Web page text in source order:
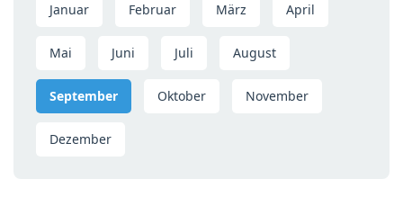
Januar Februar März April
Mai Juni Juli August
September Oktober November
Dezember